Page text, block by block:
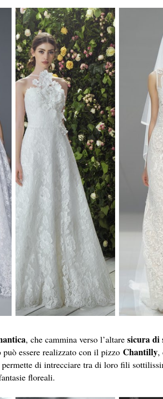
, che cammina verso l’altare sicura di
essere realizzato con il pizzo Chantilly,
permette di intrecciare tra di loro fili
floreali.